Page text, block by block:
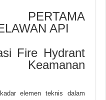
API
Fire Hydrant
Keamanan
elemen teknis dalam